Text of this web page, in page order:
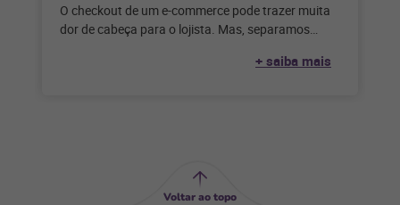
O checkout de um e-commerce pode trazer muita
dor de cabeça para o lojista. Mas, separamos
+ saiba mais
Voltar ao topo